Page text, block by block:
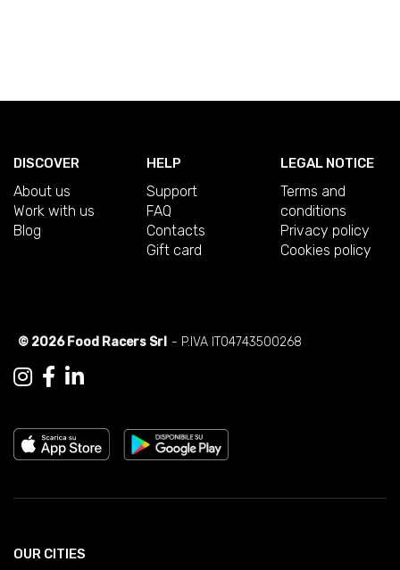
DISCOVER
About us
Work with us
Blog
HELP
Support
FAQ
Contacts
Gift card
LEGAL NOTICE
Terms and
conditions
Privacy policy
Cookies policy
© 2026 Food Racers Srl - P.IVA IT04743500268
OUR CITIES